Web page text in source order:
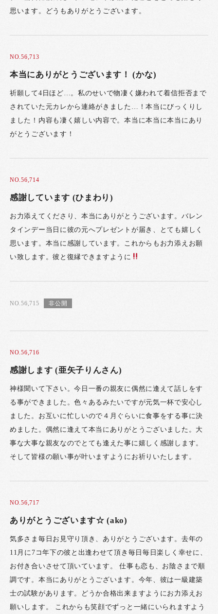
思います。どうもありがとうございます。
NO.56,713
本当にありがとうございます！ (かな)
祈願して4日ほど…。私のせいで物凄く嫌われて着信拒否まで
されていた元カレから連絡がきました…！本当にびっくりし
ました！内容も凄く嬉しい内容で。本当に本当に本当にあり
がとうございます！
NO.56,714
感謝しています (ひまわり)
お力添えてくださり、本当にありがとうございます。バレン
タインデー当日に彼の元へプレゼントが届き、とても嬉しく
思います。本当に感謝しています。これからもお力添えお願
い致します。彼と復縁できますように
NO.56,715
NO.56,716
感謝します (亜矢子りんさん)
神様聞いて下さい。今日一番の親友に偶然に逢えて話しをす
る事ができました。色々あるみたいですが元気一杯で安心し
ました。お互いに忙しいので４月ぐらいに食事をする事に決
めました。偶然に逢えて本当にありがとうございました。大
事な大事な親友なのでとても逢えた事に嬉しく感謝します。
そして皆様の願い事が叶いますようにお祈りいたします。
NO.56,717
ありがとうございます☆ (ako)
気多さま毎日お見守り頂き、ありがとうございます。去年の
11月に7コ年下の彼と出逢わせて頂き毎日毎日楽しく幸せに、
お付き合いさせて頂いています。 仕事も恋も、お陰さまで順
調です。本当にありがとうございます。今年、彼は一級建築
士の試験があります。どうか合格出来ますようにお力添えお
願いします。 これからも笑顔でずっと一緒にいられますよう